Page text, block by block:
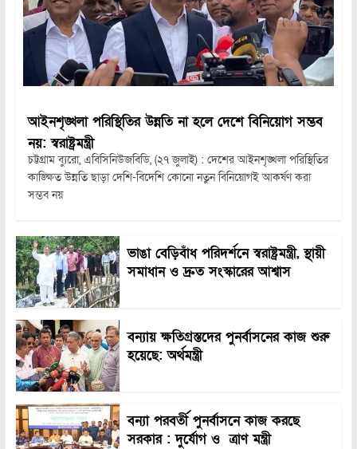
আইনশৃঙ্খলা পরিস্থিতির উন্নতি না হলে দেশে বিনিয়োগ সম্ভব
নয়: স্বরাষ্ট্রমন্ত্রী
চট্টগ্রাম ব্যুরো, এবিসিনিউজবিডি, (২৭ জুলাই) : দেশের আইনশৃঙ্খলা পরিস্থিতির
কাঙ্ক্ষিত উন্নতি ছাড়া দেশি-বিদেশি কোনো নতুন বিনিয়োগই আকর্ষণ করা
সম্ভব নয়
ভাঙা বেড়িবাঁধ পরিদর্শনে স্বরাষ্ট্রমন্ত্রী, স্থায়ী
সমাধান ও দ্রুত সংস্কারের আশ্বাস
বন্যায় ক্ষতিগ্রস্তদের পুনর্বাসনের কাজ শুরু
হয়েছে: অর্থমন্ত্রী
বন্যা পরবর্তী পুনর্বাসনে কাজ করছে
সরকার : দুর্যোগ ও ত্রাণ মন্ত্রী